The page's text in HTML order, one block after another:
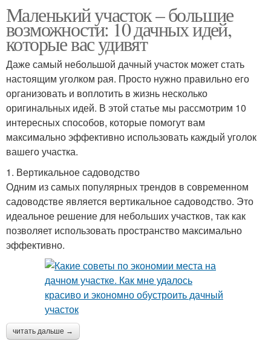
Маленький участок – большие
возможности: 10 дачных идей,
которые вас удивят
Даже самый небольшой дачный участок может стать
настоящим уголком рая. Просто нужно правильно его
организовать и воплотить в жизнь несколько
оригинальных идей. В этой статье мы рассмотрим 10
интересных способов, которые помогут вам
максимально эффективно использовать каждый уголок
вашего участка.
1. Вертикальное садоводство
Одним из самых популярных трендов в современном
садоводстве является вертикальное садоводство. Это
идеальное решение для небольших участков, так как
позволяет использовать пространство максимально
эффективно.
читать дальше →